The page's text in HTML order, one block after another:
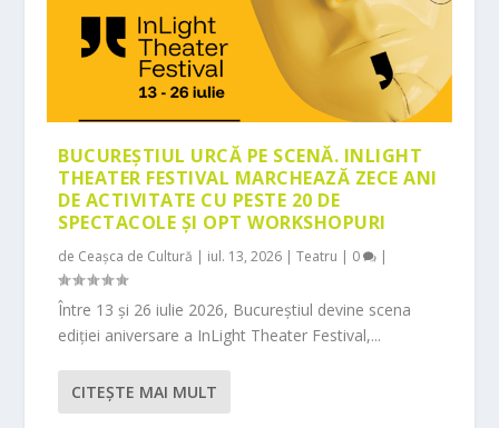
BUCUREȘTIUL URCĂ PE SCENĂ. INLIGHT
THEATER FESTIVAL MARCHEAZĂ ZECE ANI
DE ACTIVITATE CU PESTE 20 DE
SPECTACOLE ȘI OPT WORKSHOPURI
de Ceașca de Cultură | iul. 13, 2026 |Teatru | 0 |
Între 13 și 26 iulie 2026, Bucureștiul devine scena
ediției aniversare a InLight Theater Festival,...
CITEŞTE MAI MULT